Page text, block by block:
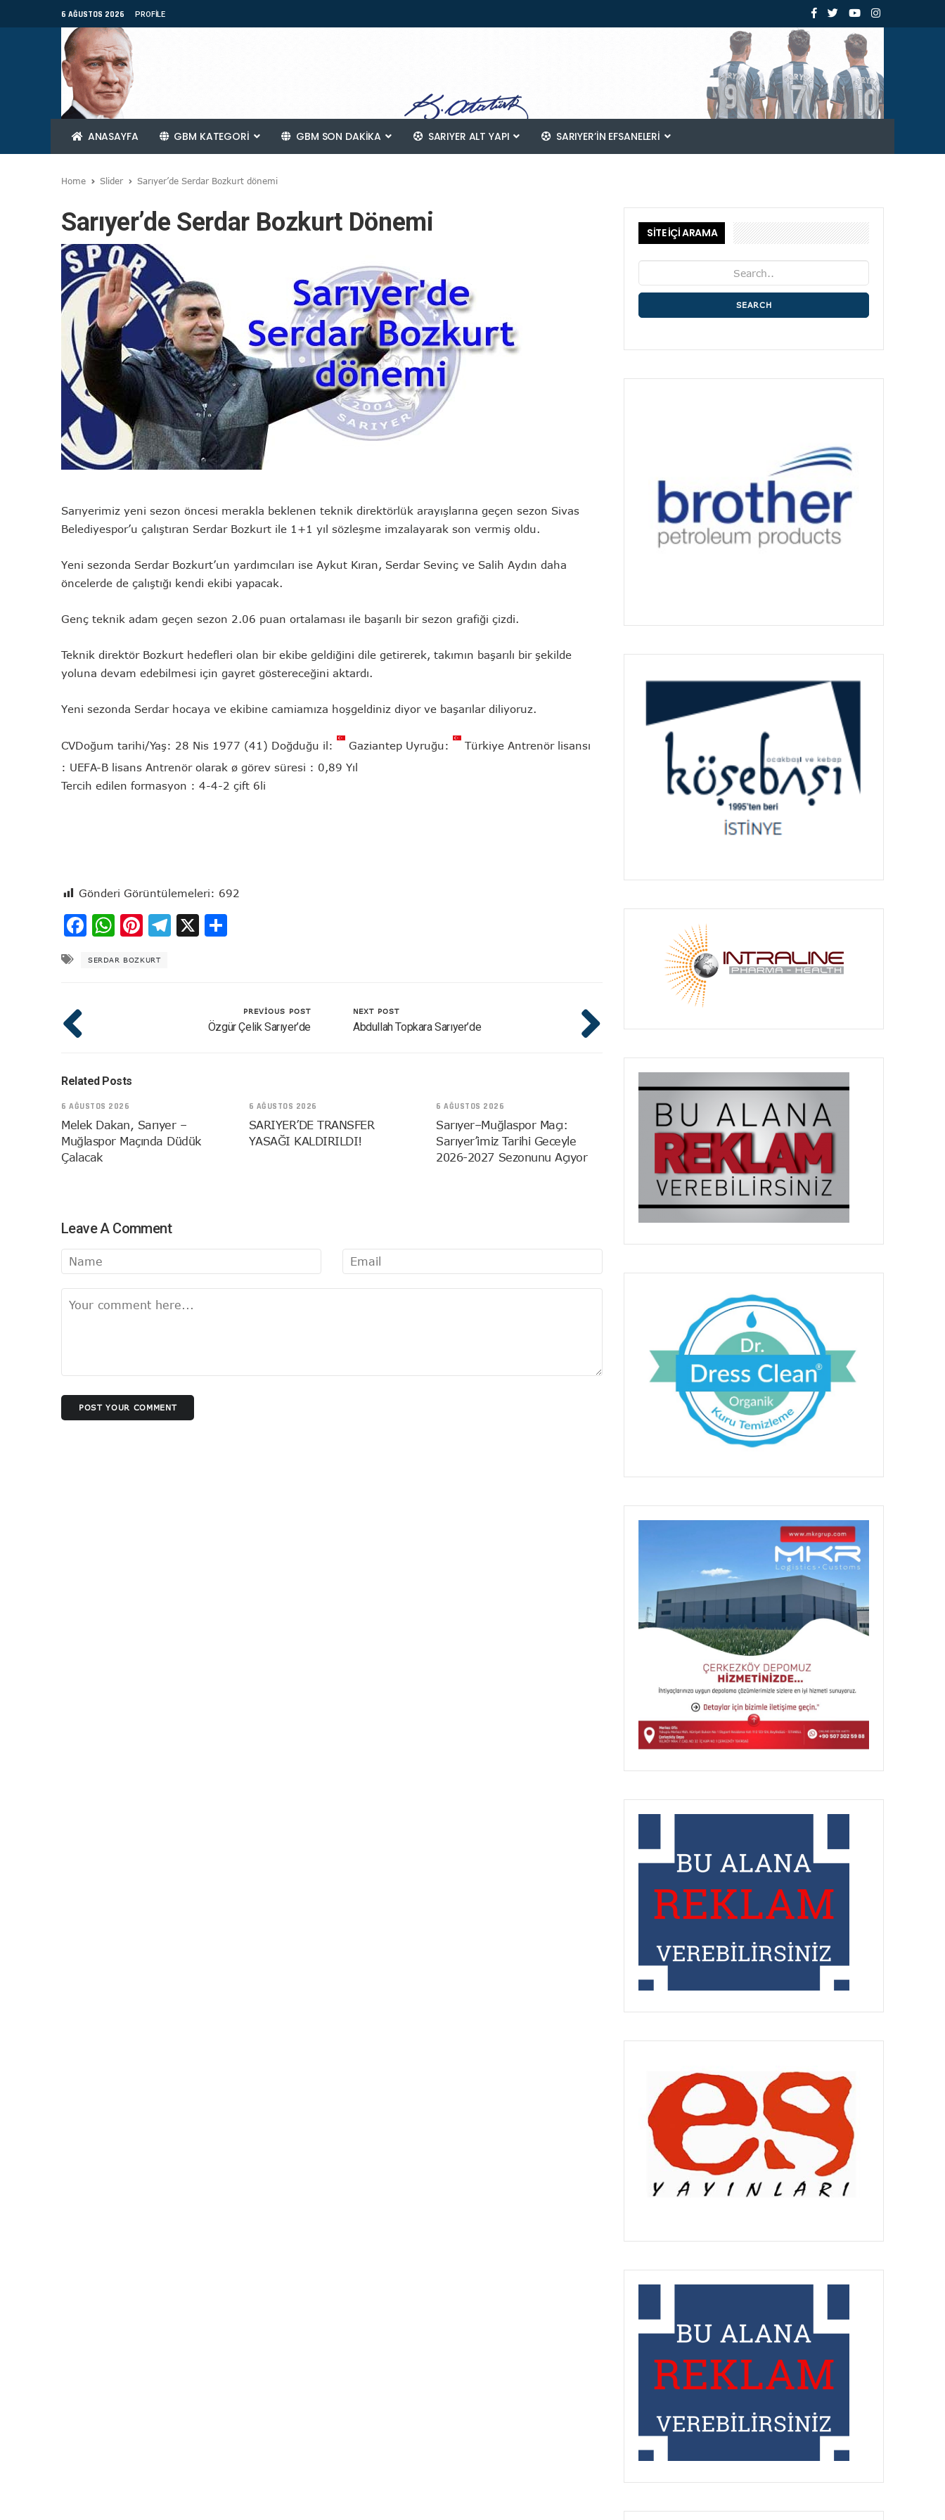
6 AĞUSTOS 2026 PROFILE
ANASAYFA GBM KATEGORİ GBM SON DAKİKA SARIYER ALT YAPI SARIYER’IN EFSANELERI
Home Slider Sarıyer’de Serdar Bozkurt dönemi
Sarıyer’de Serdar Bozkurt Dönemi
Sarıyerimiz yeni sezon öncesi merakla beklenen teknik direktörlük arayışlarına geçen sezon Sivas
Belediyespor’u çalıştıran Serdar Bozkurt ile 1+1 yıl sözleşme imzalayarak son vermiş oldu.
Yeni sezonda Serdar Bozkurt’un yardımcıları ise Aykut Kıran, Serdar Sevinç ve Salih Aydın daha
öncelerde de çalıştığı kendi ekibi yapacak.
Genç teknik adam geçen sezon 2.06 puan ortalaması ile başarılı bir sezon grafiği çizdi.
Teknik direktör Bozkurt hedefleri olan bir ekibe geldiğini dile getirerek, takımın başarılı bir şekilde
yoluna devam edebilmesi için gayret göstereceğini aktardı.
Yeni sezonda Serdar hocaya ve ekibine camiamıza hoşgeldiniz diyor ve başarılar diliyoruz.
CVDoğum tarihi/Yaş: 28 Nis 1977 (41) Doğduğu il: Gaziantep Uyruğu: Türkiye Antrenör lisansı
: UEFA-B lisans Antrenör olarak ø görev süresi : 0,89 Yıl
Tercih edilen formasyon : 4-4-2 çift 6li
Gönderi Görüntülemeleri: 692
Facebook
WhatsApp
Pinterest
Telegram
X
SERDAR BOZKURT
PREVIOUS POST
Özgür Çelik Sarıyer’de
NEXT POST
Abdullah Topkara Sarıyer’de
Related Posts
6 AĞUSTOS 2026
Melek Dakan, Sarıyer –
Muğlaspor Maçında Düdük
Çalacak
6 AĞUSTOS 2026
SARIYER’DE TRANSFER
YASAĞI KALDIRILDI!
6 AĞUSTOS 2026
Sarıyer–Muğlaspor Maçı:
Sarıyer’imiz Tarihi Geceyle
2026-2027 Sezonunu Açıyor
Leave A Comment
POST YOUR COMMENT
SİTE İÇİ ARAMA
SEARCH